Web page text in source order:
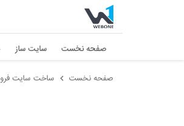
صفحه نخست سایت ساز
صفحه نخست ساخت سایت